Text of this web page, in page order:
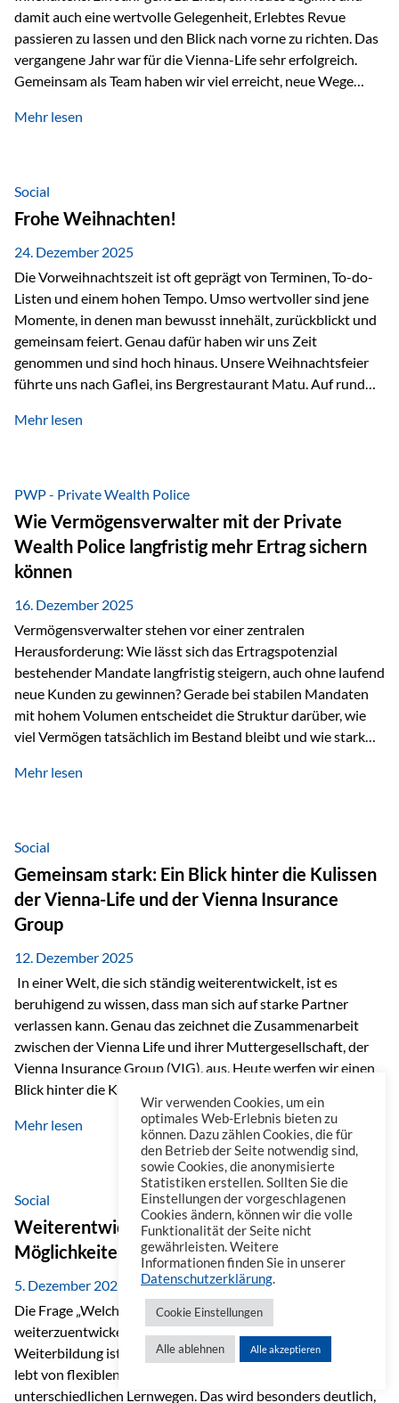
damit auch eine wertvolle Gelegenheit, Erlebtes Revue
passieren zu lassen und den Blick nach vorne zu richten. Das
vergangene Jahr war für die Vienna-Life sehr erfolgreich.
Gemeinsam als Team haben wir viel erreicht, neue Wege
Veranstaltungen wie der Schnifisschnauf, aber auch unsere
starkes Miteinander ist. Neben diesen gemeinsamen
Erlebnissen konnten wir…
Mehr lesen
Social
Frohe Weihnachten!
24. Dezember 2025
Die Vorweihnachtszeit ist oft geprägt von Terminen, To-do-
Listen und einem hohen Tempo. Umso wertvoller sind jene
Momente, in denen man bewusst innehält, zurückblickt und
gemeinsam feiert. Genau dafür haben wir uns Zeit
genommen und sind hoch hinaus. Unsere Weihnachtsfeier
führte uns nach Gaflei, ins Bergrestaurant Matu. Auf rund
beeindruckendes Panorama, sondern auch etwas, das im
verschneiter Landschaft, bei feinem Essen, guter Musik und
einer entspannten…
Mehr lesen
PWP - Private Wealth Police
Wie Vermögensverwalter mit der Private
Wealth Police langfristig mehr Ertrag sichern
können
16. Dezember 2025
Vermögensverwalter stehen vor einer zentralen
Herausforderung: Wie lässt sich das Ertragspotenzial
bestehender Mandate langfristig steigern, auch ohne laufend
neue Kunden zu gewinnen? Gerade bei stabilen Mandaten
mit hohem Volumen entscheidet die Struktur darüber, wie
viel Vermögen tatsächlich im Bestand bleibt und wie stark
Beispiel verdeutlicht diese Wirkung besonders deutlich.
hinzukommen, spielt nicht nur die Rendite eine Rolle. Auch
steuerliche Effekte haben einen erheblichen Einfluss auf…
Mehr lesen
Social
Gemeinsam stark: Ein Blick hinter die Kulissen
der Vienna-Life und der Vienna Insurance
Group
12. Dezember 2025
In einer Welt, die sich ständig weiterentwickelt, ist es
beruhigend zu wissen, dass man sich auf starke Partner
verlassen kann. Genau das zeichnet die Zusammenarbeit
zwischen der Vienna Life und ihrer Muttergesellschaft, der
Vienna Insurance Group (VIG), aus. Heute werfen wir einen
Blick hinter die Kulissen auf eine Unternehmensgruppe mit
beeindruckender Geschichte, gewachsenem Know-how und
einem stabilen Fundament. Ein starkes Netzwerk in ganz
Europa Die Vienna Insurance Group ist die führende
Versicherungsgruppe in Zentral- und Osteuropa. Mit über
50 Versicherungsgesellschaften in insgesamt 30 Ländern
verbindet sie regionale Stärke mit internationaler
Kompetenz.
Mehr lesen
Social
Weiterentwicklung im Berufsalltag: Welche
Möglichkeiten es gibt
5. Dezember 2025
Die Frage „Welche Möglichkeiten gibt es, sich
weiterzuentwickeln?“ lässt sich heute vielseitig beantworten.
Weiterbildung ist längst kein starrer Prozess mehr, sondern
lebt von flexiblen Formaten, individuellen Bedürfnissen und
unterschiedlichen Lernwegen. Das wird besonders deutlich,
Wir verwenden Cookies, um ein
optimales Web-Erlebnis bieten zu
können. Dazu zählen Cookies, die für
den Betrieb der Seite notwendig sind,
sowie Cookies, die anonymisierte
Statistiken erstellen. Sollten Sie die
Einstellungen der vorgeschlagenen
Cookies ändern, können wir die volle
Funktionalität der Seite nicht
gewährleisten. Weitere
Informationen finden Sie in unserer
Datenschutzerklärung.
Cookie Einstellungen
Alle ablehnen Alle akzeptieren